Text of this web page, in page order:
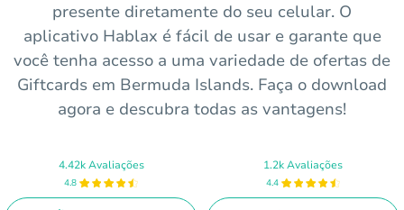
presente diretamente do seu celular. O
aplicativo Hablax é fácil de usar e garante que
você tenha acesso a uma variedade de ofertas de
Giftcards em Bermuda Islands. Faça o download
agora e descubra todas as vantagens!
4.42k Avaliações
4.8
1.2k Avaliações
4.4